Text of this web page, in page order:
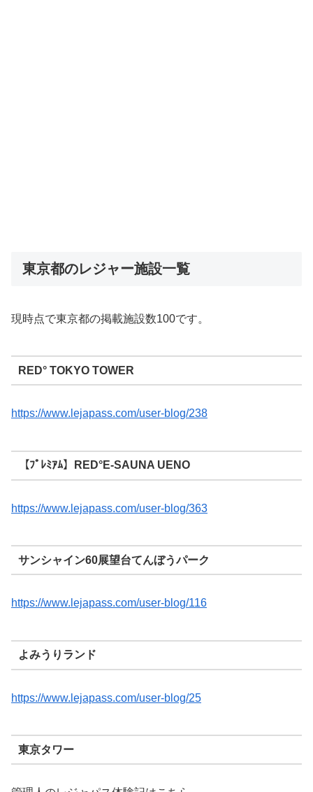
東京都のレジャー施設一覧
現時点で東京都の掲載施設数100です。
RED° TOKYO TOWER
https://www.lejapass.com/user-blog/238
【ﾌﾟﾚﾐｱﾑ】RED°E-SAUNA UENO
https://www.lejapass.com/user-blog/363
サンシャイン60展望台てんぼうパーク
https://www.lejapass.com/user-blog/116
よみうりランド
https://www.lejapass.com/user-blog/25
東京タワー